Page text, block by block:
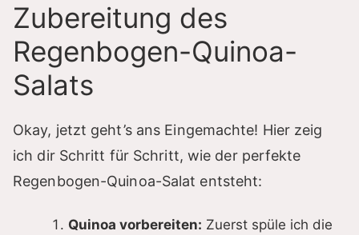
Zubereitung des
Regenbogen-Quinoa-
Salats
Okay, jetzt geht’s ans Eingemachte! Hier zeig
ich dir Schritt für Schritt, wie der perfekte
Regenbogen-Quinoa-Salat entsteht:
Quinoa vorbereiten: Zuerst spüle ich die